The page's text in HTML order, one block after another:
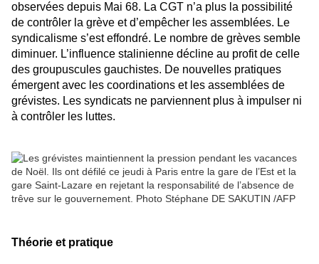
observées depuis Mai 68. La CGT n’a plus la possibilité
de contrôler la grève et d’empêcher les assemblées. Le
syndicalisme s’est effondré. Le nombre de grèves semble
diminuer. L’influence stalinienne décline au profit de celle
des groupuscules gauchistes. De nouvelles pratiques
émergent avec les coordinations et les assemblées de
grévistes. Les syndicats ne parviennent plus à impulser ni
à contrôler les luttes.
Théorie et pratique